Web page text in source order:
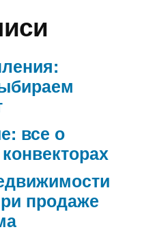
все о
продаже